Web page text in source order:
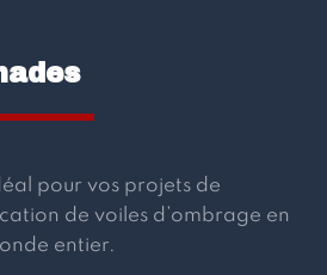
pour vos projets de
de voiles d’ombrage en
entier.